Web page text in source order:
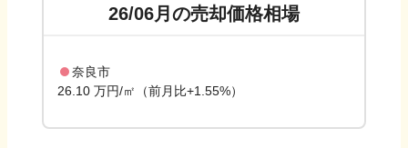
26/06月の売却価格相場
奈良市
26.10 万円/㎡（前月比+1.55%）